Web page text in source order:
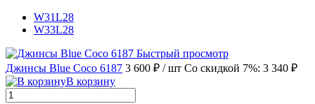
W31L28
W33L28
Быстрый просмотр
Джинсы Blue Coco 6187 3 600 ₽ / шт Со скидкой 7%: 3 340 ₽
В корзину